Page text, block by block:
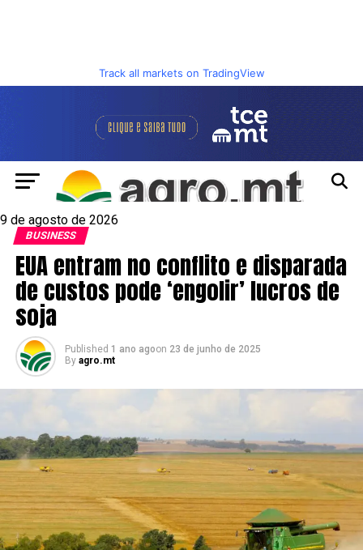
Track all markets on TradingView
9 de agosto de 2026
BUSINESS
EUA entram no conflito e disparada
de custos pode ‘engolir’ lucros de
soja
Published 1 ano agoon 23 de junho de 2025
By agro.mt